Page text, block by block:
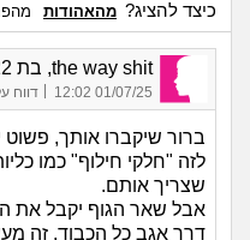
כיצד להציג? מהאהודות
the way shit, בת 22
01/07/25 12:02 דווח
ברור שיקברו אותך,
לזה "חלקי חילוף" כמו
שצריך אותם.
אבל שאר הגוף יקבל את
דרך אגב כל הכבוד, זה